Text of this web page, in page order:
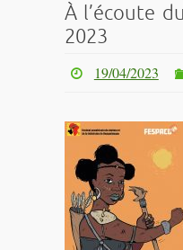
À l’écoute
2023
19/04/2023